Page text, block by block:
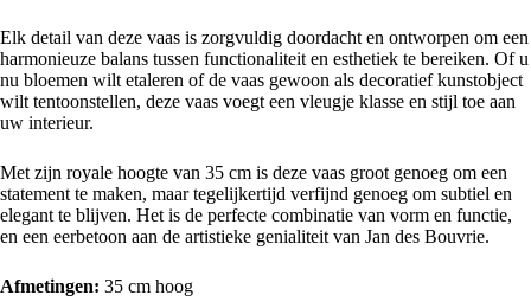
Elk detail van deze vaas is zorgvuldig doordacht en ontworpen om een
harmonieuze balans tussen functionaliteit en esthetiek te bereiken. Of u
nu bloemen wilt etaleren of de vaas gewoon als decoratief kunstobject
wilt tentoonstellen, deze vaas voegt een vleugje klasse en stijl toe aan
uw interieur.
Met zijn royale hoogte van 35 cm is deze vaas groot genoeg om een
statement te maken, maar tegelijkertijd verfijnd genoeg om subtiel en
elegant te blijven. Het is de perfecte combinatie van vorm en functie,
en een eerbetoon aan de artistieke genialiteit van Jan des Bouvrie.
Afmetingen: 35 cm hoog